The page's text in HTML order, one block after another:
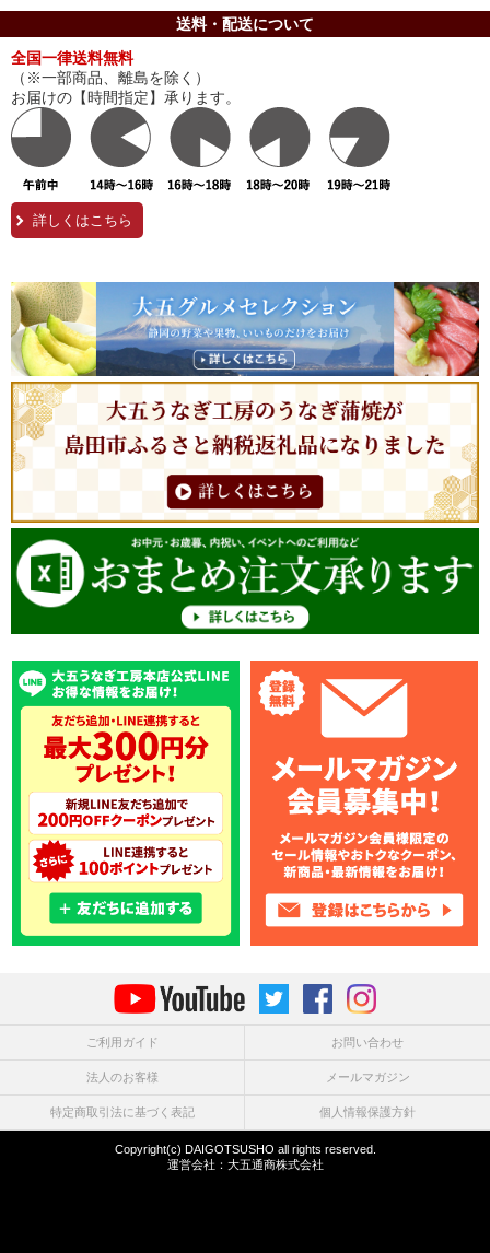
送料・配送について
全国一律送料無料
（※一部商品、離島を除く）
お届けの【時間指定】承ります。
詳しくはこちら
ご利用ガイド お問い合わせ
法人のお客様 メールマガジン
特定商取引法に基づく表記 個人情報保護方針
Copyright(c) DAIGOTSUSHO all rights reserved.
運営会社： 大五通商株式会社